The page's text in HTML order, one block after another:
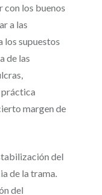
con los buenos
a las
los supuestos
de las
práctica
margen de
del
de la trama.
del